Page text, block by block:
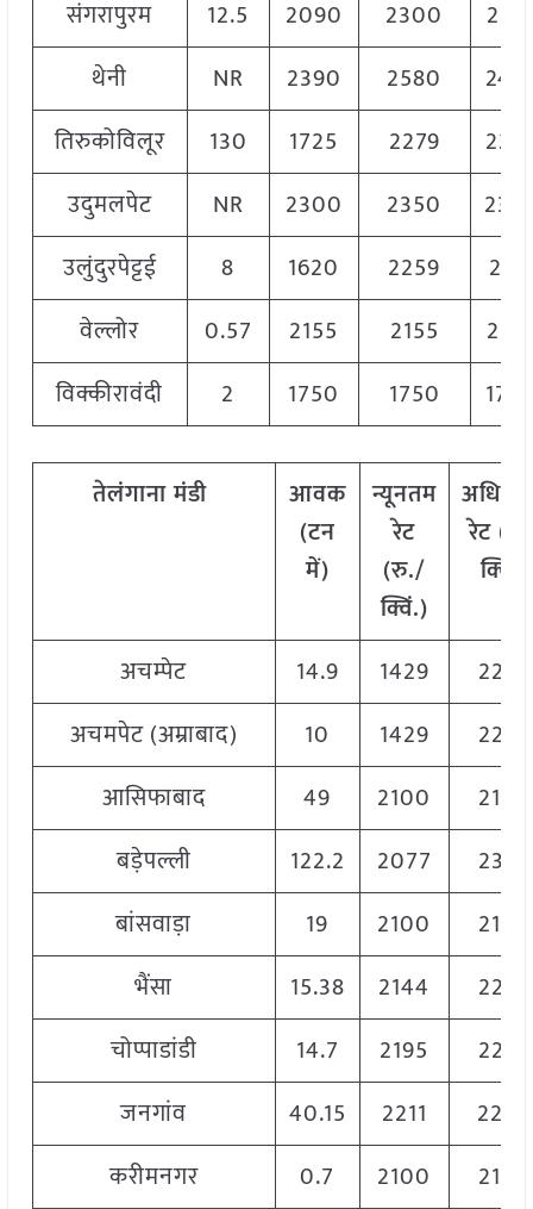
संगरापुरम 12.5 2090 2300
थेनी
NR 2390 2580
तिरुकोविलूर
130 1725 2279
उदुमलपेट
NR 2300 2350
उलुंदुरपेट्टई
8 1620 2259
2121
वेल्लोर
0.57 2155 2155
विक्कीरावंदी
2 1750 1750
तेलंगानामंडी
आवक
(टन
में)
न्यूनतम
रेट
(रु./
क्विं.)
रेट
क्विं.)
अचम्पेट 14.9 1429
2246
अचमपेट (अम्राबाद)
10 1429
2246
आसिफाबाद
49 2100
2100
बड़ेपल्ली
122.2 2077
2355
बांसवाड़ा
19 2100
2100
भैंसा
15.38 2144
2222
चोप्पाडांडी
14.7 2195
2293
जनगांव
40.15 2211
2280
करीमनगर
0.7 2100
2100